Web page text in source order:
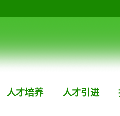
人才培养 人才引进